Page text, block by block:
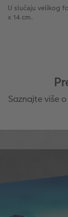
U slučaju velikog
x 14 cm.
Saznajte više